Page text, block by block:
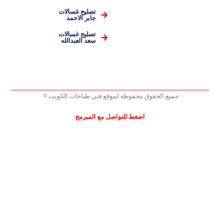
تصليح غسالات
جابر الاحمد
تصليح غسالات
سعد العبدالله
جميع الحقوق محفوظة لموقع فني طباخات الكويت ©
اضغط للتواصل مع المبرمج